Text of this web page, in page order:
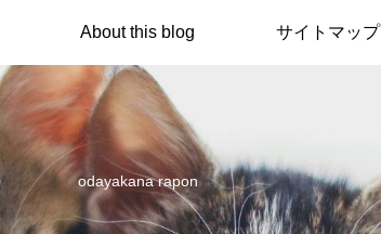
odayakana rapon
About this blog サイトマップ